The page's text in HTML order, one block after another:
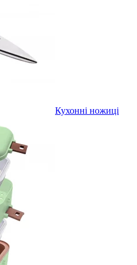
Кухонні ножиці